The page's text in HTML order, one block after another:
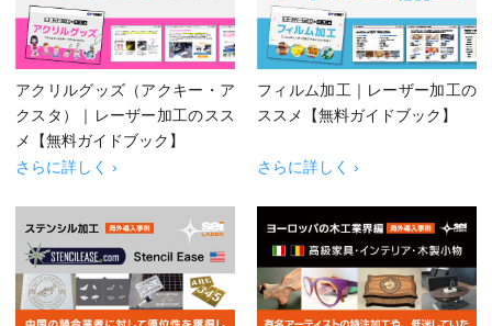
アクリルグッズ（アクキー・ア
クスタ）｜レーザー加工のスス
メ【無料ガイドブック】
さらに詳しく ›
フィルム加工｜レーザー加工の
ススメ【無料ガイドブック】
さらに詳しく ›